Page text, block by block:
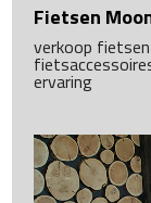
Fietsen
verkoop
ervaring